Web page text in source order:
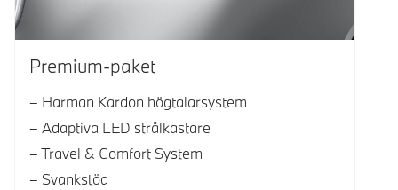
Premium-paket
Harman Kardon högtalarsystem
Adaptiva LED strålkastare
Travel & Comfort System
Svankstöd